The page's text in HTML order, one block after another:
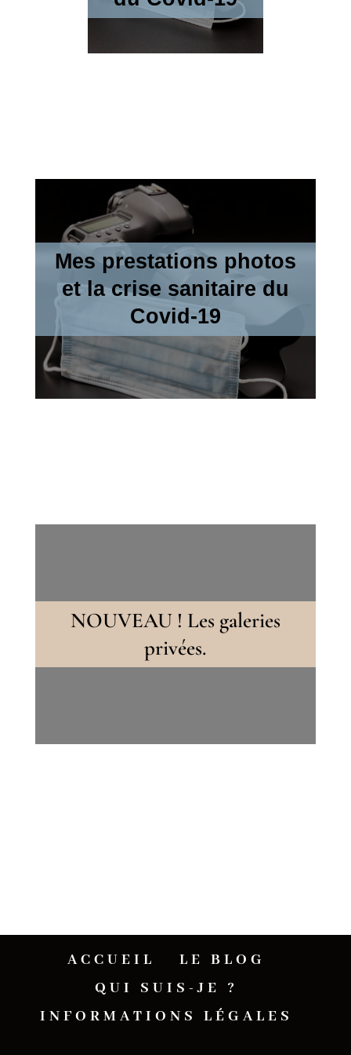
Mes prestations photos
adaptées au déconfinement
Accédez aux prestations et mesures mises en place
Mes prestations photos
et la crise sanitaire du
Covid-19
Des galeries photos
sécurisées pour découvrir à
nouveau tous les clichés d'un
Accédez aux galeries avec votre mot de passe.
NOUVEAU ! Les galeries
privées.
ACCUEIL
LE BLOG
QUI SUIS-JE ?
INFORMATIONS LÉGALES